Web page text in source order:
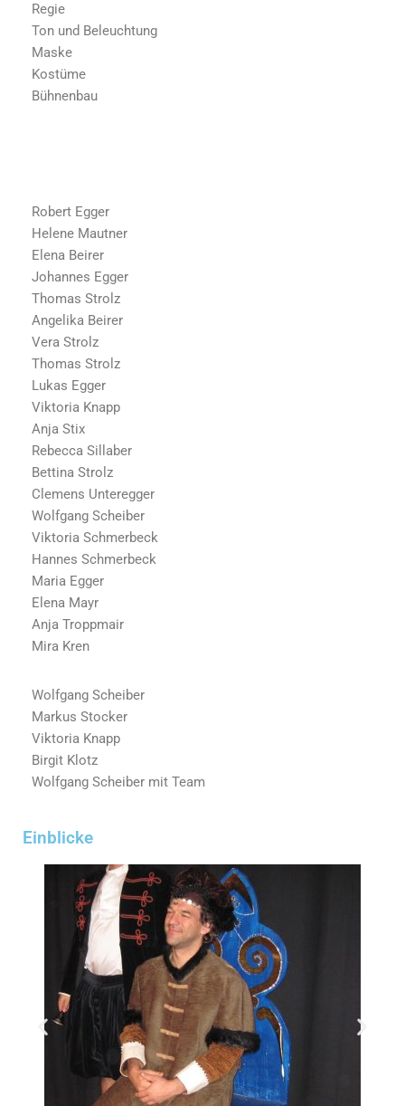
Regie
Ton und Beleuchtung
Maske
Kostüme
Bühnenbau
Robert Egger
Helene Mautner
Elena Beirer
Johannes Egger
Thomas Strolz
Angelika Beirer
Vera Strolz
Thomas Strolz
Lukas Egger
Viktoria Knapp
Anja Stix
Rebecca Sillaber
Bettina Strolz
Clemens Unteregger
Wolfgang Scheiber
Viktoria Schmerbeck
Hannes Schmerbeck
Maria Egger
Elena Mayr
Anja Troppmair
Mira Kren
Wolfgang Scheiber
Markus Stocker
Viktoria Knapp
Birgit Klotz
Wolfgang Scheiber mit Team
Einblicke